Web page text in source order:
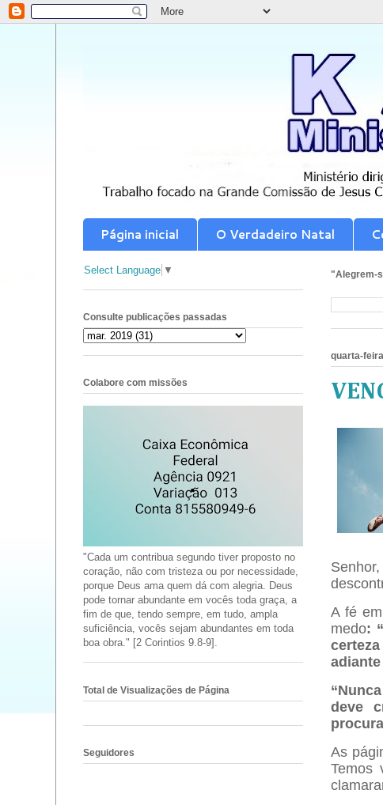
Página inicial O Verdadeiro Natal
"Alegrem-
quarta-
A fé
medo:
deve
As
Temos
Select Language ▼
Consulte publicações passadas
Colabore com missões
"Cada um contribua segundo tiver proposto no
coração, não com tristeza ou por necessidade,
porque Deus ama quem dá com alegria. Deus
pode tornar abundante em vocês toda graça, a
fim de que, tendo sempre, em tudo, ampla
suficiência, vocês sejam abundantes em toda
boa obra." [2 Corintios 9.8-9].
Total de Visualizações de Página
Seguidores